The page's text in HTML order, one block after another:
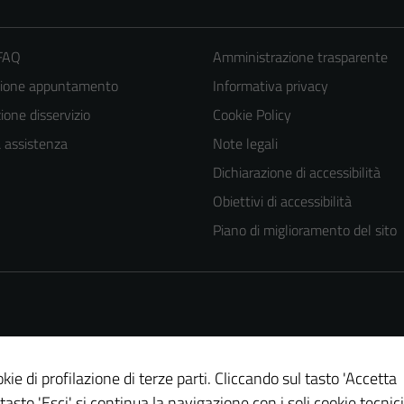
appuntamento
disservizio
assistenza
Amministrazione trasparente
Informativa privacy
Cookie Policy
Note legali
Dichiarazione di accessibilità
Obiettivi di accessibilità
Piano di miglioramento del sito
di profilazione di terze parti. Cliccando sul tasto 'Accetta
Tecnici
Questi cookie
sono necessari
possono
disabilitati.